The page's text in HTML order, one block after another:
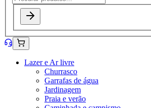
Lazer e Ar livre
Churrasco
Garrafas de água
Jardinagem
Praia e verão